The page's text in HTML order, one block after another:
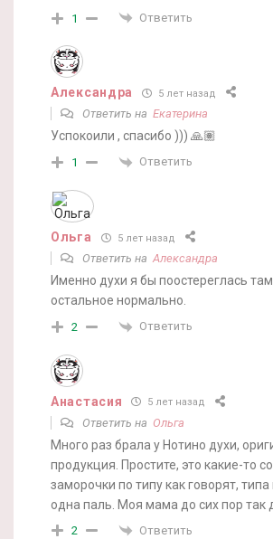
1 Ответить
Александра 5 лет назад
Ответить на Екатерина
Успокоили , спасибо ))) 🙏🏽
1 Ответить
Ольга 5 лет назад
Ответить наАлександра
Именно духи я бы поостереглась
остальное нормально.
2 Ответить
Анастасия 5 лет назад
Ответить на Ольга
Много раз брала у Нотино духи,
продукция. Простите, это какие-то
заморочки по типу как говорят,
одна паль. Моя мама до сих пор так
2 Ответить